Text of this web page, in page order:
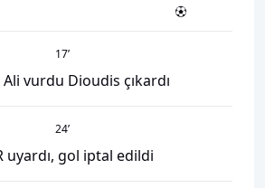
17’
vurdu Dioudis çıkardı
24’
uyardı, gol iptal edildi